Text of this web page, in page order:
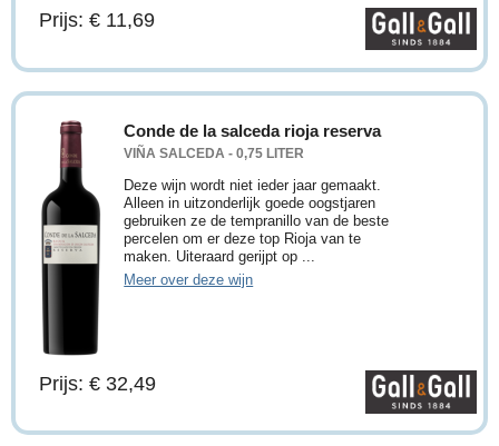
Prijs: € 11,69
Conde de la salceda rioja reserva
VIÑA SALCEDA - 0,75 LITER
Deze wijn wordt niet ieder jaar gemaakt.
Alleen in uitzonderlijk goede oogstjaren
gebruiken ze de tempranillo van de beste
percelen om er deze top Rioja van te
maken. Uiteraard gerijpt op ...
Meer over deze wijn
Prijs: € 32,49